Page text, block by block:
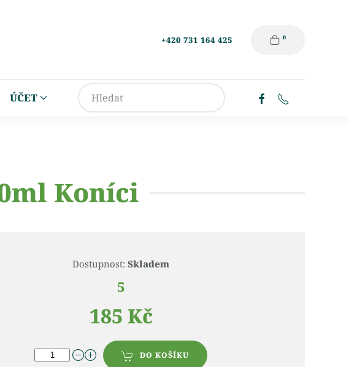
+420 731 164 425 0
ÚČET
Koníci
Dostupnost: Skladem
5
185 Kč
DO KOŠÍKU